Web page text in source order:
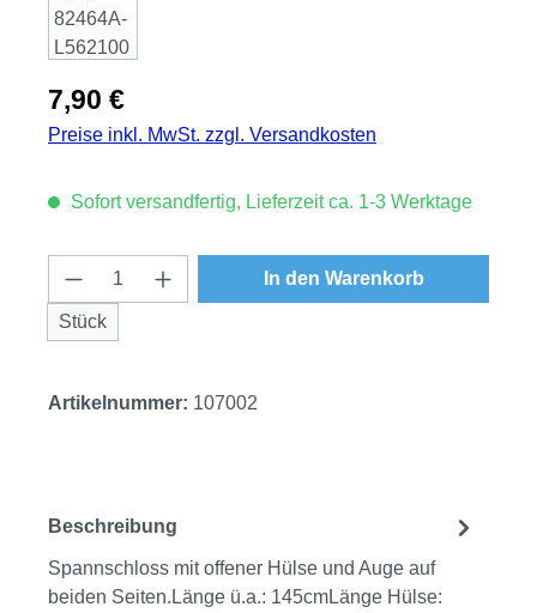
Regulärer Preis:
7,90 €
Preise inkl. MwSt. zzgl. Versandkosten
Sofort versandfertig, Lieferzeit ca. 1-3 Werktage
Produkt Anzahl: Gib den gewünschten
Stück
In den Warenkorb
Artikelnummer: 107002
Beschreibung
Spannschloss mit offener Hülse und Auge auf
beiden Seiten.Länge ü.a.: 145cmLänge Hülse: